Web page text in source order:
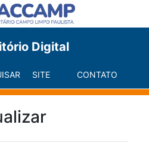
Digital
SITE CONTATO